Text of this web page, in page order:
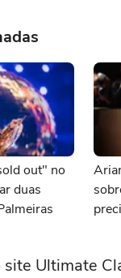
out" no
duas
Ultimate